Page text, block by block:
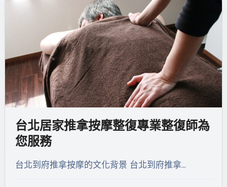
台北居家推拿按摩整復專業整復師為
您服務
台北到府推拿按摩的文化背景 台北到府推拿…